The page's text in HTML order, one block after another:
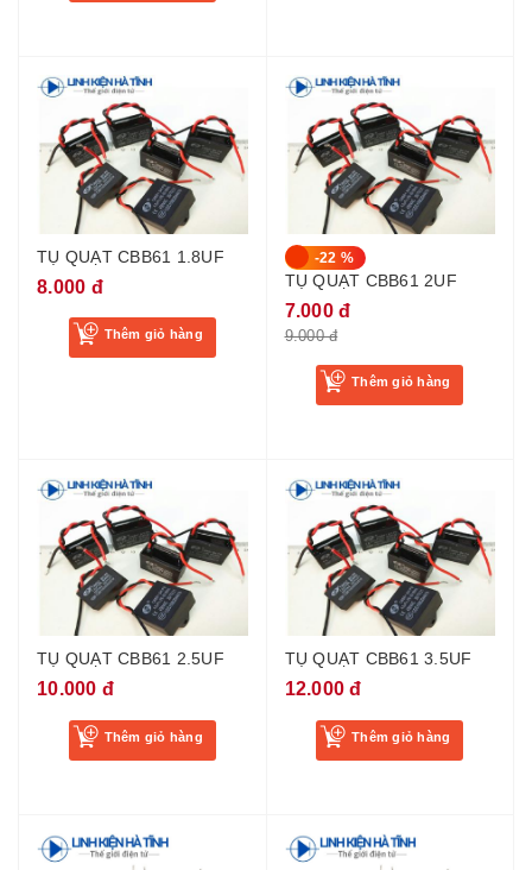
TỤ QUẠT CBB61 1.8UF
8.000 đ
Thêm giỏ hàng
-22 %
TỤ QUẠT CBB61 2UF
7.000 đ
9.000 đ
Thêm giỏ hàng
TỤ QUẠT CBB61 2.5UF
10.000 đ
Thêm giỏ hàng
TỤ QUẠT CBB61 3.5UF
12.000 đ
Thêm giỏ hàng